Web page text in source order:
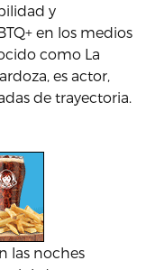
y
en los medios
como La
es actor,
de trayectoria.
las noches